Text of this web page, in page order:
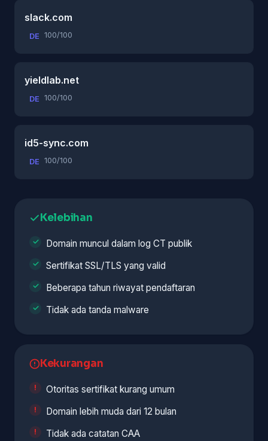
slack.com
DE 100/100
yieldlab.net
DE 100/100
id5-sync.com
DE 100/100
Kelebihan
Domain muncul dalam log CT publik
Sertifikat SSL/TLS yang valid
Beberapa tahun riwayat pendaftaran
Tidak ada tanda malware
Kekurangan
Otoritas sertifikat kurang umum
Domain lebih muda dari 12 bulan
Tidak ada catatan CAA